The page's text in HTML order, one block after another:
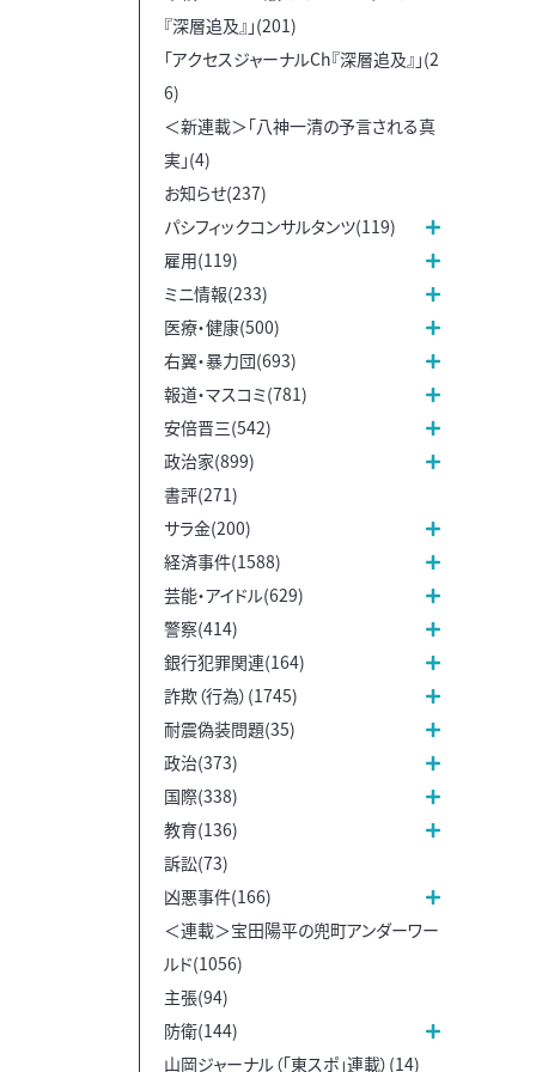
『深層追及』」(201)
「アクセスジャーナルCh『深層追及』」(2
6)
＜新連載＞「八神一清の予言される真
実」(4)
お知らせ(237)
パシフィックコンサルタンツ(119)
雇用(119)
ミニ情報(233)
医療・健康(500)
右翼・暴力団(693)
報道・マスコミ(781)
安倍晋三(542)
政治家(899)
書評(271)
サラ金(200)
経済事件(1588)
芸能・アイドル(629)
警察(414)
銀行犯罪関連(164)
詐欺（行為）(1745)
耐震偽装問題(35)
政治(373)
国際(338)
教育(136)
訴訟(73)
凶悪事件(166)
＜連載＞宝田陽平の兜町アンダーワー
ルド(1056)
主張(94)
防衛(144)
山岡ジャーナル（「東スポ」連載）(14)